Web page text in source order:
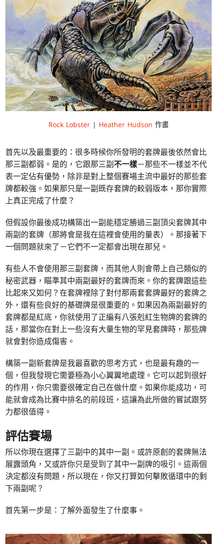
Rock Lobster | Heather Hudson 作畫
首先以及最重要的：很多時候你所發明的套牌最後依然會比
那三副都弱。是的，它跟那三副不一樣－那些不一樣並不代
表一定佔有優勢，除非是對上整個賽場主流中最好的那些套
牌都較強。如果那只是一副既存套牌的較弱版本，那你實際
上真正完成了什麼？
但假設你最後成功構築出一副能穩定勝過三副頂尖套牌其中
兩副的套牌（那將會是我在這裡會使用的量表）。那接著下
一個問題就來了－它們不一定都會出現在那兒。
有些人不會使用那三副套牌，而其他人則會帶上自己類似的
秘密武器，瞄準其中兩副最好的套牌而來。你的套牌跟這些
比起來又如何？在套牌裡除了對付那兩套套牌最好的套牌之
外，還有些良好的基礎牌是很重要的。如果因為兩副最好的
套牌都是紅底，你就使用了正編有八張剋紅生物牌的套牌的
話，那當你在對上一些沒有大量生物的罕見套牌時，那些牌
就會對你造成傷害。
構築一副新套牌是我最喜歡的思考方式，也是最有趣的一
個，但我發現它需要極為小心翼翼地處理。它可以起到很好
的作用，你只需要很確定自己在做什麼。如果你能成功，可
能就會成為比賽中排名的前段班，這讓為此所做的嘗試跟努
力都很值得。
評估賽場
所以你現在選擇了三副中的其中一副。或許原創的套牌無法
展露頭角，又或許你只是受到了其中一副牌的吸引。這兩個
決定都沒有問題，所以現在，你又打算如何擊敗循環中的剩
下兩副呢？
首先第一步是：了解外面發生了什麼事。